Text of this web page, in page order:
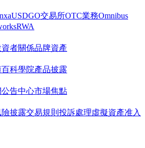
USDGO交易所OTC業務Omnibus
RWA
資者關係品牌資產
科學院產品披露
公告中心市場焦點
險披露交易規則 投訴處理虛擬資產准入